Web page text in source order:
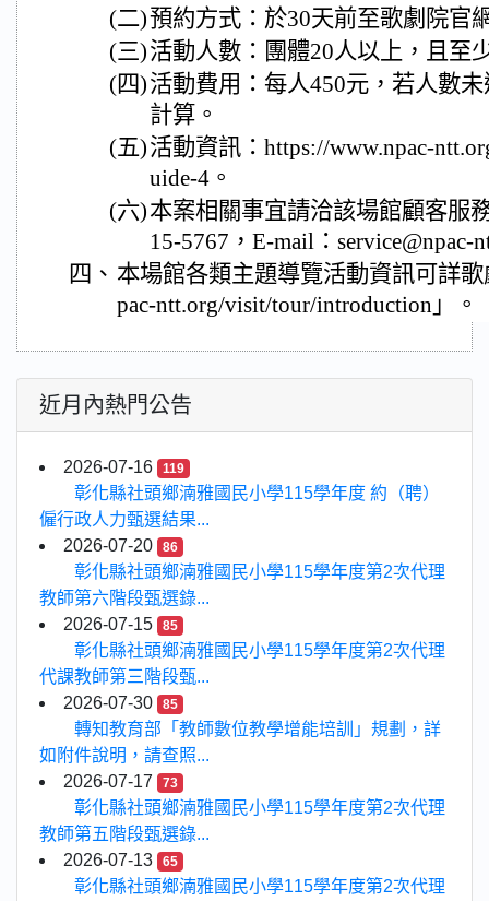
(二)預約方式：於30天前至歌劇院官
(三)活動人數：團體20人以上，且至
(四)活動費用：每人450元，若人數
計算。
(五)活動資訊：https://www.npac-
uide-4。
(六)本案相關事宜請洽該場館顧客服
15-5767，E-mail：service@npac-
四、 本場館各類主題導覽活動資訊可詳
pac-ntt.org/visit/tour/introduction」。
近月內熱門公告
2026-07-16 119
彰化縣社頭鄉湳雅國民小學115學年度 約（聘）
僱行政人力甄選結果...
2026-07-20
86
彰化縣社頭鄉湳雅國民小學115學年度第2次代理
教師第六階段甄選錄...
2026-07-15
85
彰化縣社頭鄉湳雅國民小學115學年度第2次代理
代課教師第三階段甄...
2026-07-30
85
轉知教育部「教師數位教學增能培訓」規劃，詳
如附件說明，請查照...
2026-07-17
73
彰化縣社頭鄉湳雅國民小學115學年度第2次代理
教師第五階段甄選錄...
2026-07-13
65
彰化縣社頭鄉湳雅國民小學115學年度第2次代理